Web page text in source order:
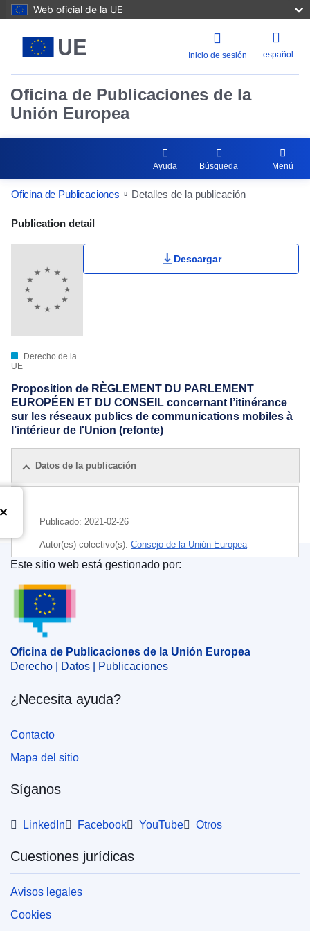
Web oficial de la UE
Inicio de sesión español
Oficina de Publicaciones de la
Unión Europea
Ayuda Búsqueda Menú
Oficina de Publicaciones Detalles de la publicación
Publication Detail Actions Portlet
Publication detail
Derecho de la
UE
Descargar
Proposition de RÈGLEMENT DU PARLEMENT
EUROPÉEN ET DU CONSEIL concernant l’itinérance
sur les réseaux publics de communications mobiles à
l’intérieur de l'Union (refonte)
Datos de la publicación
Publicado: 2021-02-26
Autor(es) colectivo(s): Consejo de la Unión Europea
IMMC : ST 6532 2021 INIT
Oficina de Publicaciones de la Unión Europea
Este sitio web está gestionado por:
Oficina de Publicaciones de la Unión Europea
Derecho | Datos | Publicaciones
¿Necesita ayuda?
Contacto
Mapa del sitio
Síganos
LinkedIn Facebook YouTube Otros
Cuestiones jurídicas
Avisos legales
Cookies